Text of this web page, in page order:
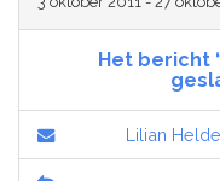
Het bericht
Lilian